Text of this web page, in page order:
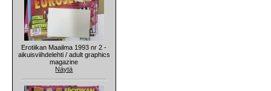
Erotiikan Maailma 1993 nr 2 -
aikuisviihdelehti / adult graphics
magazine
Näytä